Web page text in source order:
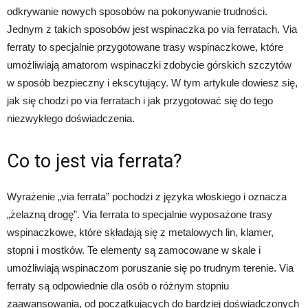
odkrywanie nowych sposobów na pokonywanie trudności.
Jednym z takich sposobów jest wspinaczka po via ferratach. Via
ferraty to specjalnie przygotowane trasy wspinaczkowe, które
umożliwiają amatorom wspinaczki zdobycie górskich szczytów
w sposób bezpieczny i ekscytujący. W tym artykule dowiesz się,
jak się chodzi po via ferratach i jak przygotować się do tego
niezwykłego doświadczenia.
Co to jest via ferrata?
Wyrażenie „via ferrata” pochodzi z języka włoskiego i oznacza
„żelazną drogę”. Via ferrata to specjalnie wyposażone trasy
wspinaczkowe, które składają się z metalowych lin, klamer,
stopni i mostków. Te elementy są zamocowane w skale i
umożliwiają wspinaczom poruszanie się po trudnym terenie. Via
ferraty są odpowiednie dla osób o różnym stopniu
zaawansowania, od początkujących do bardziej doświadczonych